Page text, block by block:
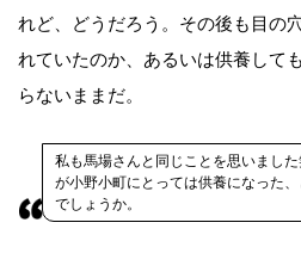
れど、どうだろう。その後も目の
れていたのか、あるいは供養して
らないままだ。
私も馬場さんと同じことを思いまし
が小野小町にとっては供養になった
でしょうか。